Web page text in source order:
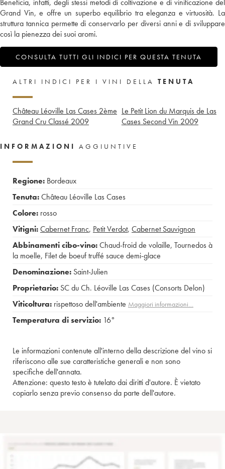
Beneficia, infatti, degli stessi metodi di coltivazione e di vinificazione del
Grand Vin, e offre un superbo equilibrio tra eleganza e virtuosità. La
struttura tannica permette di conservarlo per diversi anni e di sviluppare
così la pienezza dei suoi aromi.
CONSULTA TUTTI GLI INDICI PER QUESTA TENUTA
ALTRI INDICI PER I VINI DELLA TENUTA
Château Léoville Las Cases 2ème
Grand Cru Classé 2009
Le Petit Lion du Marquis de Las
Cases Second Vin 2009
INFORMAZIONI AGGIUNTIVE
Regione: Bordeaux
Tenuta:Château Léoville Las Cases
Colore: rosso
Vitigni:Cabernet Franc, Petit Verdot, Cabernet Sauvignon
Abbinamenti cibo-vino:Chaud-froid de volaille, Tournedos à
la moelle, Filet de boeuf truffé sauce demi-glace
Denominazione: Saint-Julien
Proprietario: SC du Ch. Léoville Las Cases (Consorts Delon)
Viticoltura: rispettoso dell'ambiente Maggiori informazioni…
Temperatura di servizio: 16°
Le informazioni contenute all'interno della descrizione del vino si
riferiscono alle sue caratteristiche generali e non sono
specifiche dell'annata.
Attenzione: questo testo è tutelato dai diritti d'autore. È vietato
copiarlo senza previo consenso da parte dell'autore.